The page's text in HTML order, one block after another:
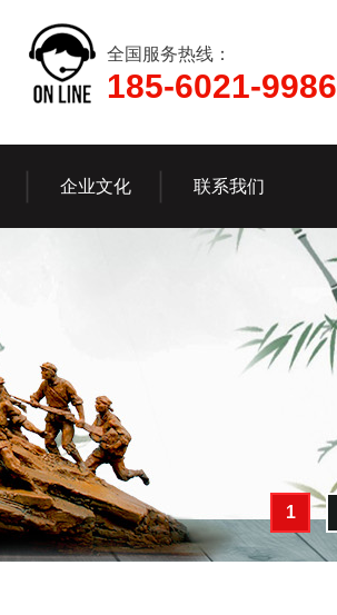
全国服务热线：
185-6021-9986
企业文化 联系我们
1